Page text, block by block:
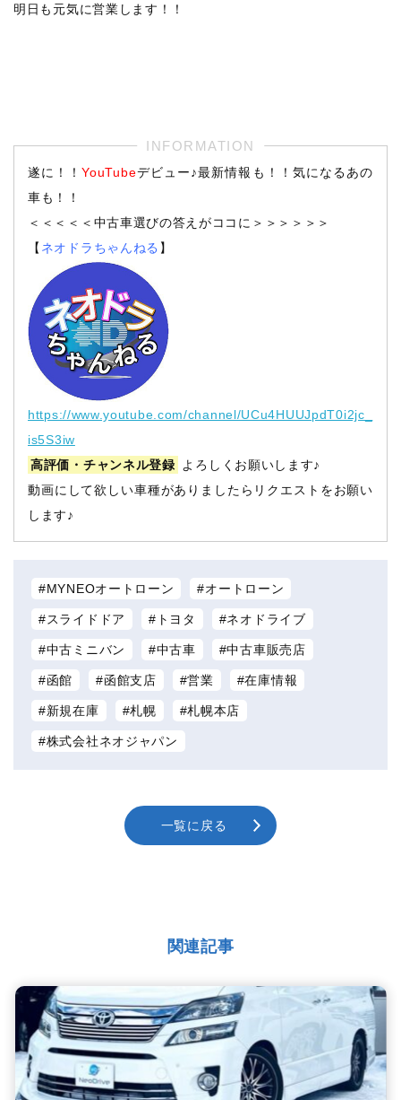
明日も元気に営業します！！
遂に！！YouTubeデビュー♪最新情報も！！気になるあの
車も！！
＜＜＜＜＜中古車選びの答えがココに＞＞＞＞＞＞
【 ネオドラちゃんねる 】
https://www.youtube.com/channel/UCu4HUUJpdT0i2jc_
is5S3iw
高評価・チャンネル登録
よろしくお願いします♪
動画にして欲しい車種がありましたらリクエストをお願い
します♪
MYNEOオートローン オートローン
スライドドア トヨタ ネオドライブ
中古ミニバン 中古車 中古車販売店
函館 函館支店 営業 在庫情報
新規在庫 札幌 札幌本店
株式会社ネオジャパン
一覧に戻る
関連記事